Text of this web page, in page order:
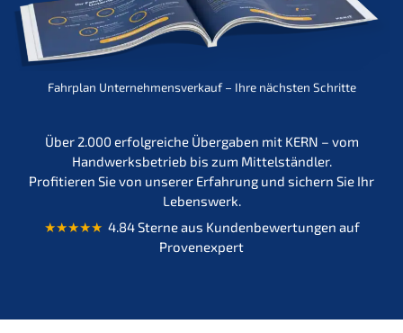
Fahrplan Unternehmensverkauf – Ihre nächsten Schritte
Über 2.000 erfolgreiche Übergaben mit KERN – vom
Handwerksbetrieb bis zum Mittelständler.
Profitieren Sie von unserer Erfahrung und sichern Sie Ihr
Lebenswerk.
★★★★★ 4.84 Sterne aus Kundenbewertungen auf
Provenexpert